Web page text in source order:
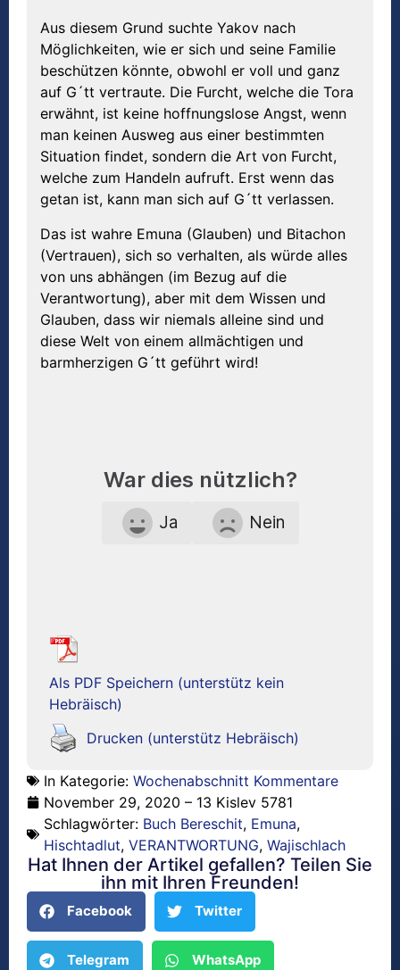
Aus diesem Grund suchte Yakov nach
Möglichkeiten, wie er sich und seine Familie
beschützen könnte, obwohl er voll und ganz
auf G´tt vertraute. Die Furcht, welche die Tora
erwähnt, ist keine hoffnungslose Angst, wenn
man keinen Ausweg aus einer bestimmten
Situation findet, sondern die Art von Furcht,
welche zum Handeln aufruft. Erst wenn das
getan ist, kann man sich auf G´tt verlassen.
Das ist wahre Emuna (Glauben) und Bitachon
(Vertrauen), sich so verhalten, als würde alles
von uns abhängen (im Bezug auf die
Verantwortung), aber mit dem Wissen und
Glauben, dass wir niemals alleine sind und
diese Welt von einem allmächtigen und
barmherzigen G´tt geführt wird!
War dies nützlich?
Ja Nein
Als PDF Speichern (unterstütz kein
Hebräisch)
Drucken (unterstütz Hebräisch)
In Kategorie: Wochenabschnitt Kommentare
November 29, 2020 – 13 Kislev 5781
Schlagwörter: Buch Bereschit, Emuna,
Hischtadlut, VERANTWORTUNG, Wajischlach
Hat Ihnen der Artikel gefallen? Teilen Sie
ihn mit Ihren Freunden!
Facebook Twitter
Telegram WhatsApp